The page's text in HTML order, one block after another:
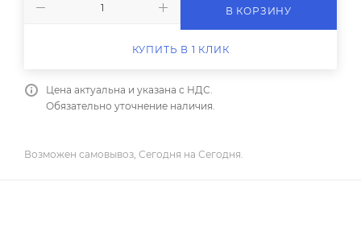
В КОРЗИНУ
КУПИТЬ В 1 КЛИК
Цена актуальна и указана с НДС.
Обязательно уточнение наличия.
Возможен самовывоз, Сегодня на Сегодня.